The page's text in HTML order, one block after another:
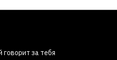
говорит за тебя